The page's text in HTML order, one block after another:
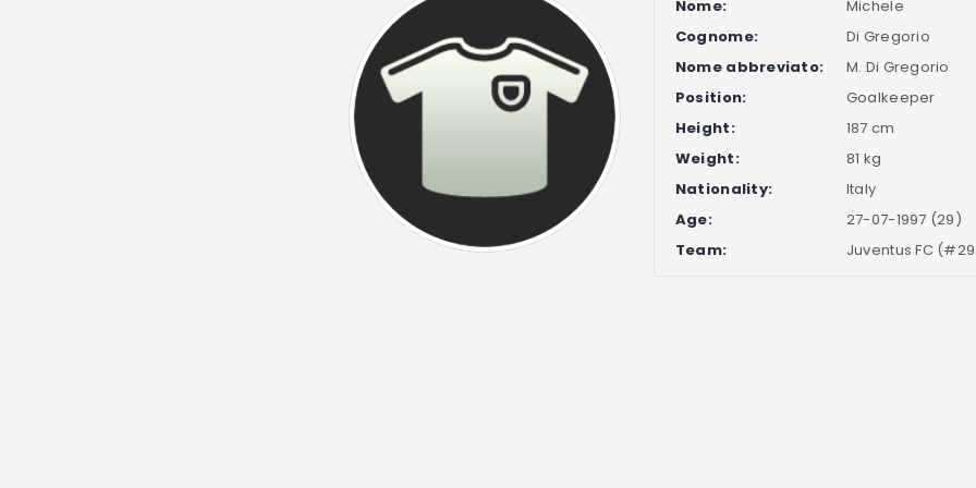
Nome:
Michele
Cognome:
Di Gregorio
Nome abbreviato:
M. Di Gregorio
Position:
Goalkeeper
Height:
187 cm
Weight:
81 kg
Nationality:
Italy
Age:
27-07-1997 (29)
Team:
Juventus FC